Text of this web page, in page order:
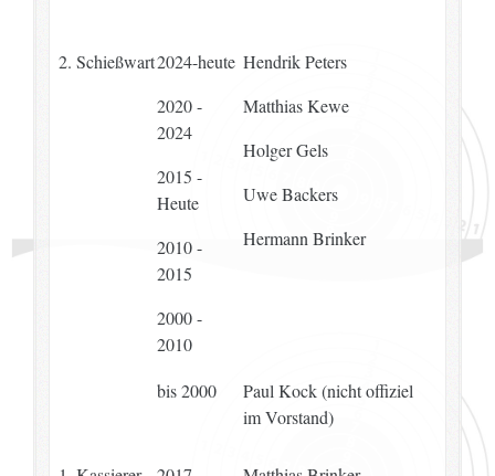
2. Schießwart2024-heute
2020 -
2024
2015 -
Heute
2010 -
2015
2000 -
2010
Hendrik Peters
Matthias Kewe
Holger Gels
Uwe Backers
Hermann Brinker
bis 2000
Paul Kock (nicht offiziel
im Vorstand)